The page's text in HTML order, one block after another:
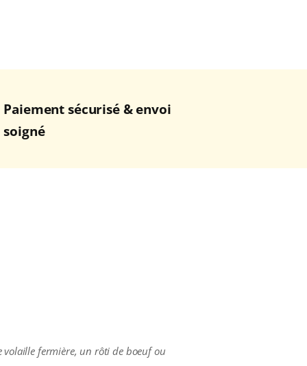
Paiement sécurisé & envoi
soigné
volaille fermière, un rôti de boeuf ou